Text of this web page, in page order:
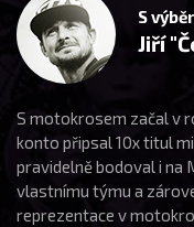
S
Jiří
S motokrosem začal v
konto připsal 10x titul
pravidelně bodoval i na
vlastnímu týmu a
reprezentace v